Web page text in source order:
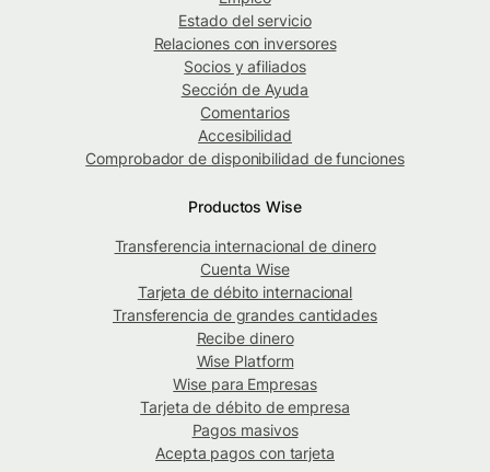
Estado del servicio
Relaciones con inversores
Socios y afiliados
Sección de Ayuda
Comentarios
Accesibilidad
Comprobador de disponibilidad de funciones
Productos Wise
Transferencia internacional de dinero
Cuenta Wise
Tarjeta de débito internacional
Transferencia de grandes cantidades
Recibe dinero
Wise Platform
Wise para Empresas
Tarjeta de débito de empresa
Pagos masivos
Acepta pagos con tarjeta